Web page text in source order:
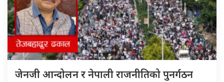
जेनजी आन्दोलन र नेपाली राजनीतिको पुनर्गठन